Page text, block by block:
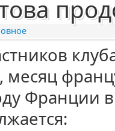
месяц
Франции